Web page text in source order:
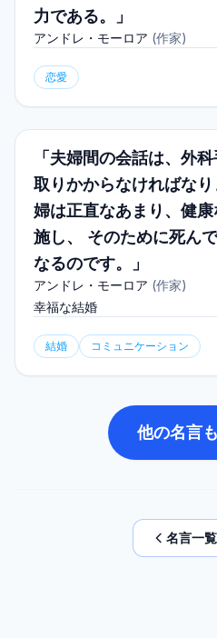
力である。」
アンドレ・モーロア (作家)
恋愛
「夫婦間の会話は、外
取りかからなければな
婦は正直なあまり、健
施し、 そのために死ん
なるのです。」
アンドレ・モーロア (作家)
幸福な結婚
結婚 コミュニケーション
他の名言
名言一